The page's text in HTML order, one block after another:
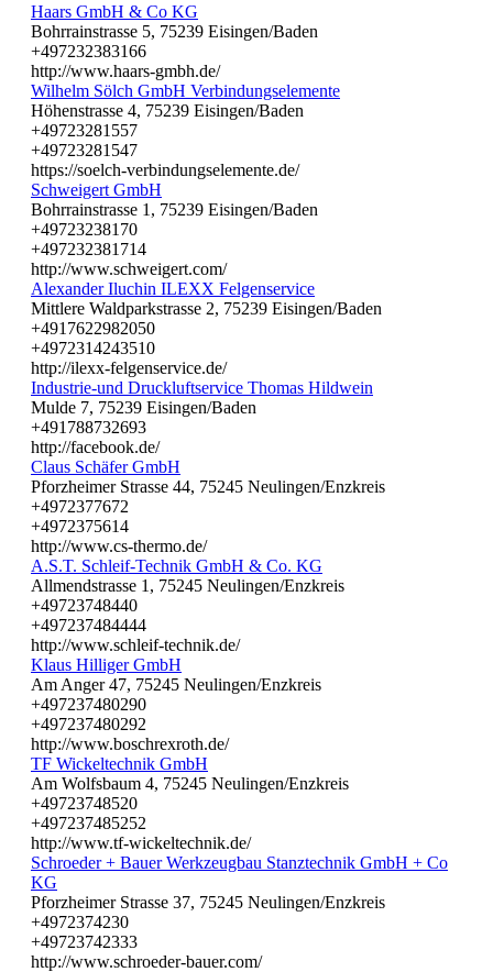
Haars GmbH & Co KG
Bohrrainstrasse 5, 75239 Eisingen/Baden
+497232383166
http://www.haars-gmbh.de/
Wilhelm Sölch GmbH Verbindungselemente
Höhenstrasse 4, 75239 Eisingen/Baden
+49723281557
+49723281547
https://soelch-verbindungselemente.de/
Schweigert GmbH
Bohrrainstrasse 1, 75239 Eisingen/Baden
+49723238170
+497232381714
http://www.schweigert.com/
Alexander Iluchin ILEXX Felgenservice
Mittlere Waldparkstrasse 2, 75239 Eisingen/Baden
+4917622982050
+4972314243510
http://ilexx-felgenservice.de/
Industrie-und Druckluftservice Thomas Hildwein
Mulde 7, 75239 Eisingen/Baden
+491788732693
http://facebook.de/
Claus Schäfer GmbH
Pforzheimer Strasse 44, 75245 Neulingen/Enzkreis
+4972377672
+4972375614
http://www.cs-thermo.de/
A.S.T. Schleif-Technik GmbH & Co. KG
Allmendstrasse 1, 75245 Neulingen/Enzkreis
+49723748440
+497237484444
http://www.schleif-technik.de/
Klaus Hilliger GmbH
Am Anger 47, 75245 Neulingen/Enzkreis
+497237480290
+497237480292
http://www.boschrexroth.de/
TF Wickeltechnik GmbH
Am Wolfsbaum 4, 75245 Neulingen/Enzkreis
+49723748520
+497237485252
http://www.tf-wickeltechnik.de/
Schroeder + Bauer Werkzeugbau Stanztechnik GmbH + Co
KG
Pforzheimer Strasse 37, 75245 Neulingen/Enzkreis
+4972374230
+49723742333
http://www.schroeder-bauer.com/